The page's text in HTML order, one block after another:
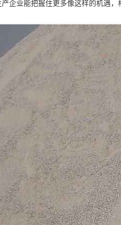
企业能把握住更多像这样的机遇，